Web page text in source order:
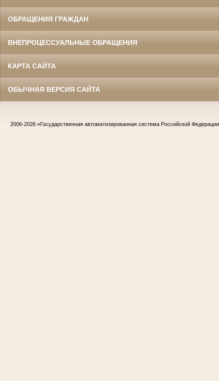
ОБРАЩЕНИЯ ГРАЖДАН
ВНЕПРОЦЕССУАЛЬНЫЕ ОБРАЩЕНИЯ
КАРТА САЙТА
ОБЫЧНАЯ ВЕРСИЯ САЙТА
2006-2026 «Государственная автоматизированная система Российской